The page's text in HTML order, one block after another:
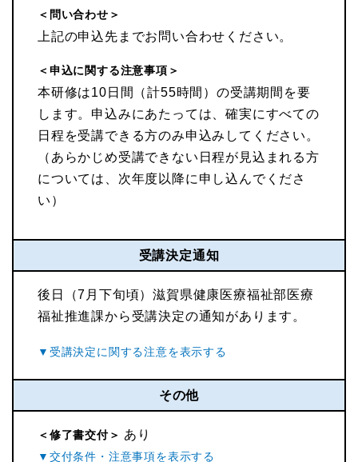
＜問い合わせ＞
上記の申込先までお問い合わせください。
＜申込に関する注意事項＞
本研修は10日間（計55時間）の受講期間を要
します。申込みにあたっては、確実にすべての
日程を受講できる方のみ申込みしてください。
（あらかじめ受講できない日程が見込まれる方
については、次年度以降に申し込んでくださ
い）
受講決定通知
後日（7月下旬頃）滋賀県健康医療福祉部医療
福祉推進課から受講決定の通知があります。
その他
＜修了書交付＞ あり